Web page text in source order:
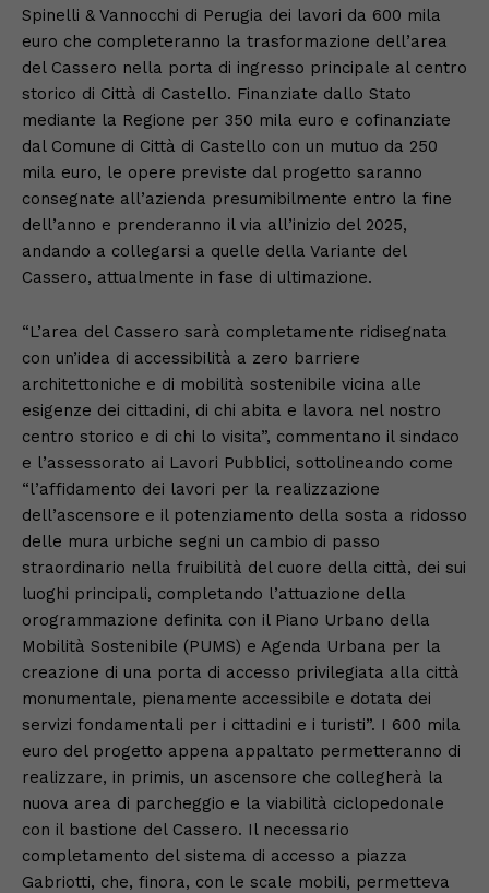
Spinelli & Vannocchi di Perugia dei lavori da 600 mila
euro che completeranno la trasformazione dell’area
del Cassero nella porta di ingresso principale al centro
storico di Città di Castello. Finanziate dallo Stato
mediante la Regione per 350 mila euro e cofinanziate
dal Comune di Città di Castello con un mutuo da 250
mila euro, le opere previste dal progetto saranno
consegnate all’azienda presumibilmente entro la fine
dell’anno e prenderanno il via all’inizio del 2025,
andando a collegarsi a quelle della Variante del
Cassero, attualmente in fase di ultimazione.
“L’area del Cassero sarà completamente ridisegnata
con un’idea di accessibilità a zero barriere
architettoniche e di mobilità sostenibile vicina alle
esigenze dei cittadini, di chi abita e lavora nel nostro
centro storico e di chi lo visita”, commentano il sindaco
e l’assessorato ai Lavori Pubblici, sottolineando come
“l’affidamento dei lavori per la realizzazione
dell’ascensore e il potenziamento della sosta a ridosso
delle mura urbiche segni un cambio di passo
straordinario nella fruibilità del cuore della città, dei sui
luoghi principali, completando l’attuazione della
orogrammazione definita con il Piano Urbano della
Mobilità Sostenibile (PUMS) e Agenda Urbana per la
creazione di una porta di accesso privilegiata alla città
monumentale, pienamente accessibile e dotata dei
servizi fondamentali per i cittadini e i turisti”. I 600 mila
euro del progetto appena appaltato permetteranno di
realizzare, in primis, un ascensore che collegherà la
nuova area di parcheggio e la viabilità ciclopedonale
con il bastione del Cassero. Il necessario
completamento del sistema di accesso a piazza
Gabriotti, che, finora, con le scale mobili, permetteva